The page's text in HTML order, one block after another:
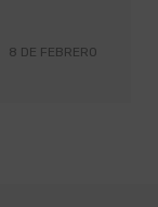
8 DE FEBRERO